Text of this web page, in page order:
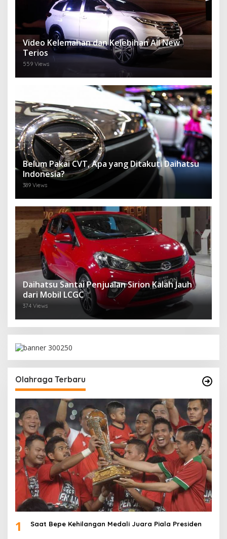
Video Kelemahan dan Kelebihan All New
Terios
559 Views
Belum Pakai CVT, Apa yang Ditakuti Daihatsu
Indonesia?
389 Views
Daihatsu Santai Penjualan Sirion Kalah Jauh
dari Mobil LCGC
374 Views
Olahraga Terbaru
1 Saat Bepe Kehilangan Medali Juara Piala Presiden